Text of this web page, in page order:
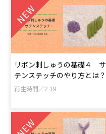
リボン刺しゅうの基礎４ サ
テンステッチのやり方とは？
再生時間／2:19